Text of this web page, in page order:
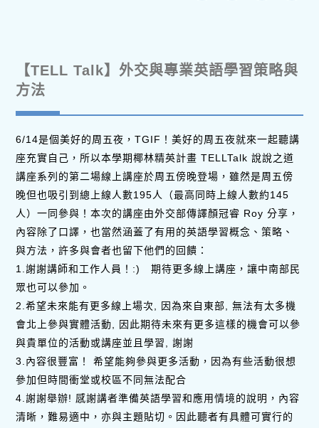
【TELL Talk】外交與專業英語學習策略與
方法
6/14是個美好的周五夜，TGIF！美好的周五夜就來一起聽講
座充實自己，所以本學期椰林精英計畫 TELLTalk 說說之道
講座系列的第二場線上講座於周五傍晚登場，雖然是周五傍
晚但也吸引到總上線人數195人（最高同時上線人數約145
人）一同參與！本次的講座由外交部傳譯顏冠睿 Roy 分享，
內容除了口譯，也當然涵蓋了有用的英語學習概念、策略、
與方法，許多與會者也留下他們的回饋：
1.謝謝講師和工作人員！:) 期待更多線上講座，讓中南部民
眾也可以參加。
2.希望未來能有更多線上場次, 因為來自東部, 無法有太多機
會北上參與實體活動, 因此期待未來有更多這樣的機會可以參
與貴單位的活動或講座並且學習, 謝謝
3.內容很豐富！ 希望能夠參與更多活動，因為有些活動很想
參加但時間衝堂或校區不同無法配合
4.謝謝舉辦! 感謝講者準備英語學習和應用情境的說明，內容
清晰，難易適中，亦與主題貼切。因此聽者有具體可實行的